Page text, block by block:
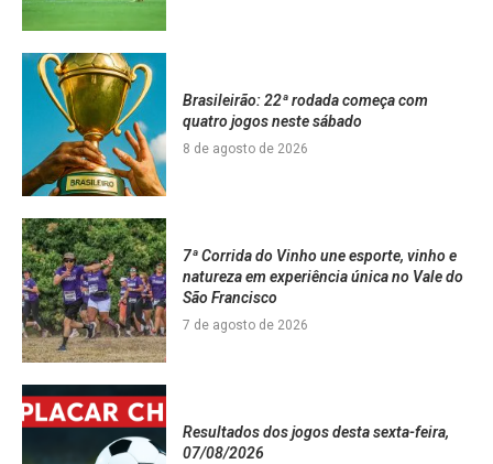
Brasileirão: 22ª rodada começa com
quatro jogos neste sábado
8 de agosto de 2026
7ª Corrida do Vinho une esporte, vinho e
natureza em experiência única no Vale do
São Francisco
7 de agosto de 2026
Resultados dos jogos desta sexta-feira,
07/08/2026